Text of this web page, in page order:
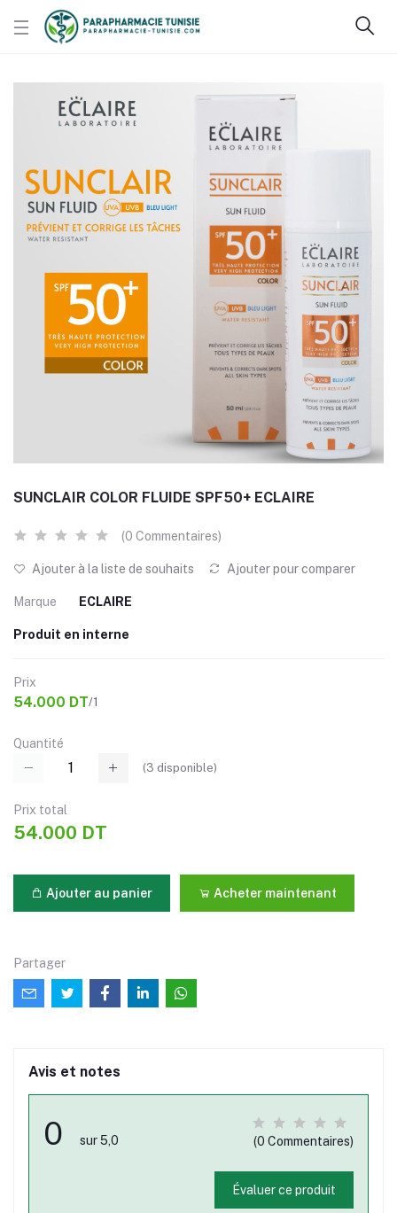
SUNCLAIR COLOR FLUIDE SPF50+ ECLAIRE
(0 Commentaires)
Ajouter à la liste de souhaits Ajouter pour comparer
Marque ECLAIRE
Produit en interne
Prix
54.000 DT/1
Quantité
(3 disponible)
Prix ​​total
54.000 DT
Ajouter au panier Acheter maintenant
Partager
Avis et notes
0 sur 5,0 (0 Commentaires)
Évaluer ce produit